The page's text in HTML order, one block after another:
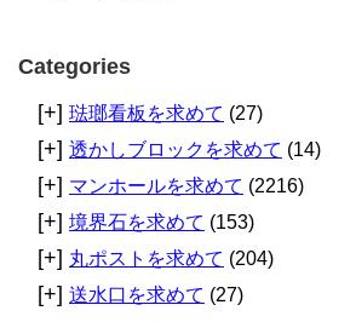
Categories
[+] 琺瑯看板を求めて (27)
[+] 透かしブロックを求めて (14)
[+] マンホールを求めて (2216)
[+] 境界石を求めて (153)
[+] 丸ポストを求めて (204)
[+] 送水口を求めて (27)